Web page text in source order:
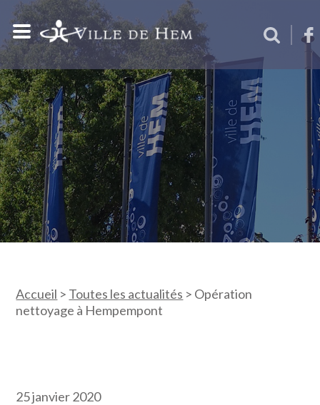
Accueil > Toutes les actualités > Opération
nettoyage à Hempempont
25 janvier 2020